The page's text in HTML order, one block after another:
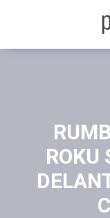
ROKU